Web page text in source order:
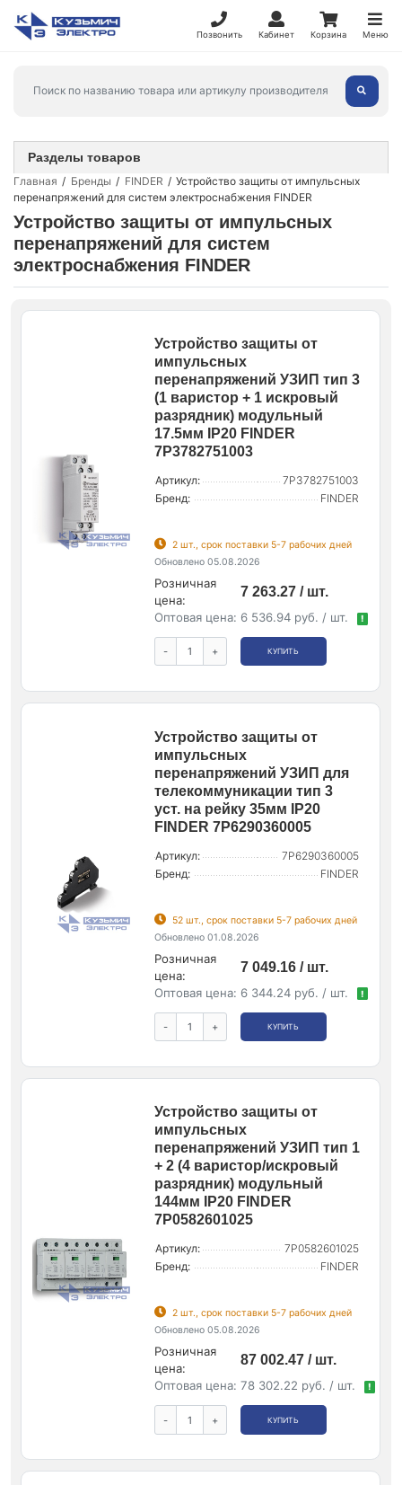
Позвонить Кабинет Корзина Меню
Главная Бренды FINDER
Устройство защиты от импульсных
перенапряжений для систем электроснабжения FINDER
Устройство защиты от импульсных
перенапряжений для систем
электроснабжения FINDER
Устройство защиты от
импульсных
перенапряжений УЗИП тип 3
(1 варистор + 1 искровый
разрядник) модульный
17.5мм IP20 FINDER
7P3782751003
Артикул:
7P3782751003
Бренд:
FINDER
2 шт., срок поставки 5-7 рабочих дней
Обновлено 05.08.2026
Розничная
цена:
7 263.27 / шт.
Оптовая цена: 6 536.94 руб. / шт. !
- + КУПИТЬ
Устройство защиты от
импульсных
перенапряжений УЗИП для
телекоммуникации тип 3
уст. на рейку 35мм IP20
FINDER 7P6290360005
Артикул:
7P6290360005
Бренд:
FINDER
52 шт., срок поставки 5-7 рабочих дней
Обновлено 01.08.2026
Розничная
цена:
7 049.16 / шт.
Оптовая цена: 6 344.24 руб. / шт. !
- + КУПИТЬ
Устройство защиты от
импульсных
перенапряжений УЗИП тип 1
+ 2 (4 варистор/искровый
разрядник) модульный
144мм IP20 FINDER
7P0582601025
Артикул:
7P0582601025
Бренд:
FINDER
2 шт., срок поставки 5-7 рабочих дней
Обновлено 05.08.2026
Розничная
цена:
87 002.47 / шт.
Оптовая цена: 78 302.22 руб. / шт. !
- + КУПИТЬ
Разделы товаров